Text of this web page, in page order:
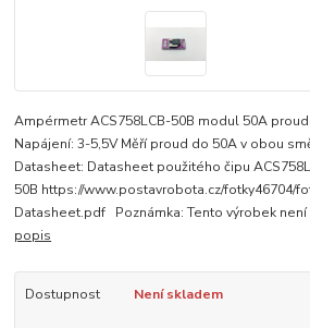
Ampérmetr ACS758LCB-50B modul 50A
Napájení: 3-5,5V Měří proud do 50A v obou
Datasheet: Datasheet použitého čipu
50B https://www.postavrobota.cz/fotky46704/
Datasheet.pdf Poznámka: Tento výrobek není
popis
Dostupnost Není skladem